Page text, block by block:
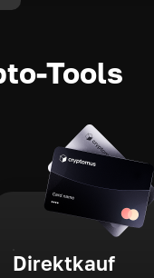
Tools
Direktkauf